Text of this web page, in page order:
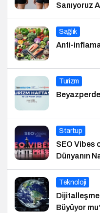
Sanıyoruz
Sağlık
Anti-
Turizm
Startup
SEO Vibes
Dünyanın
Teknoloji
Büyüyor